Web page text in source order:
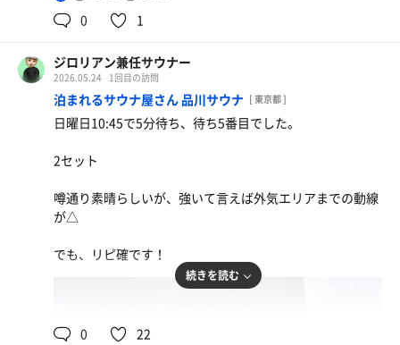
0 1
ジロリアン兼任サウナー
2026.05.24 1回目の訪問
泊まれるサウナ屋さん 品川サウナ [ 東京都 ]
日曜日10:45で5分待ち、待ち5番目でした。
2セット
噂通り素晴らしいが、強いて言えば外気エリアまでの動線
が△
でも、リピ確です！
続きを読む
0 22